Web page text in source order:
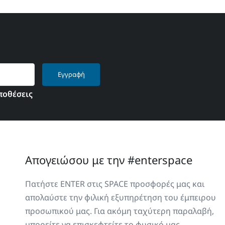
Εγγραφή
Απογειώσου με την #enterspace
Πατήστε ENTER στις SPACE προσφορές μας και
απολαύστε την φιλική εξυπηρέτηση του έμπειρου
προσωπικού μας. Για ακόμη ταχύτερη παραλαβή,